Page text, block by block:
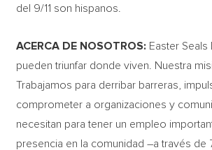
del 9/11 son hispanos.
ACERCA DE NOSOTROS: Easter
pueden triunfar donde viven. Nuestra
Trabajamos para derribar barreras,
comprometer a organizaciones y
necesitan para tener un empleo
presencia en la comunidad –a través